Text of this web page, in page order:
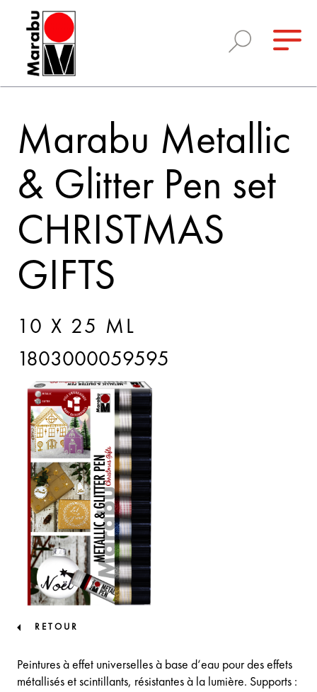
Marabu Metallic
& Glitter Pen set
CHRISTMAS
GIFTS
10 X 25 ML
1803000059595
RETOUR
Peintures à effet universelles à base d‘eau pour des effets
métallisés et scintillants, résistantes à la lumière. Supports :